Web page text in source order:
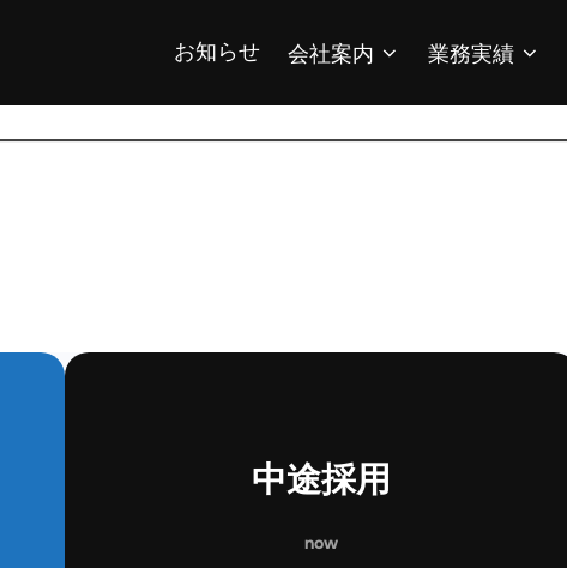
お知らせ 会社案内 業務実績
中途採用
now